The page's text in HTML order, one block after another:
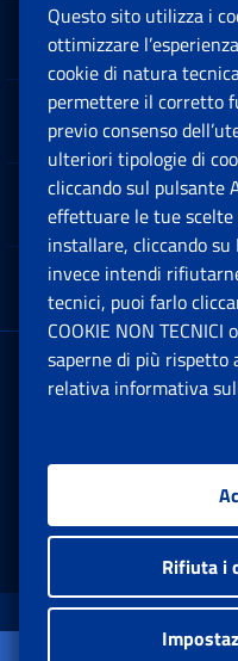
Sedi e Contatti
Software
Note Legali
App mobile
Sede Legale
00144 Roma
Facebook: Apre
Twitter:
Questo sito utilizza i
ottimizzare
cookie di natura
permettere il corretto
previo consenso
ulteriori tipologie di
cliccando sul pulsante
effettuare le tue scelte
installare, cliccando su
invece intendi
tecnici, puoi farlo
COOKIE NON
saperne di più rispetto
relativa informativa
Rifiuta i